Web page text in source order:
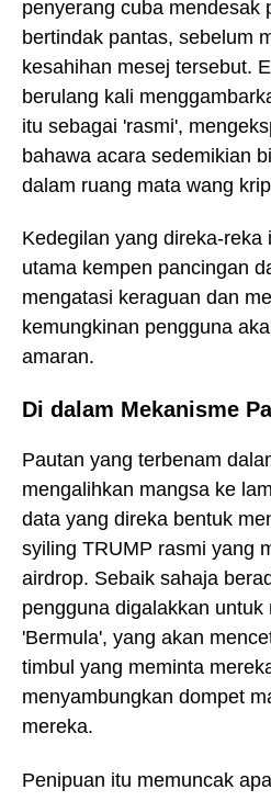
penyerang cuba mendesak
bertindak pantas, sebelum
kesahihan mesej tersebut.
berulang kali
itu sebagai 'rasmi',
bahawa acara sedemikian
dalam ruang mata wang
Kedegilan yang direka-reka
utama kempen pancingan
mengatasi keraguan dan
kemungkinan pengguna
amaran.
Di dalam Mekanisme
Pautan yang terbenam
mengalihkan mangsa ke
data yang direka bentuk
syiling TRUMP rasmi yang
airdrop. Sebaik sahaja
pengguna digalakkan untuk
'Bermula', yang akan
timbul yang meminta
menyambungkan dompet
mereka.
Penipuan itu memuncak